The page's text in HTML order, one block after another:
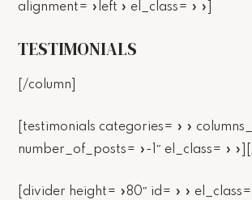
alignment= »left » el_class= » »]
TESTIMONIALS
[/column]
[testimonials categories= » »
number_of_posts= »-1″ el_class= »
[divider height= »80″ id= » »